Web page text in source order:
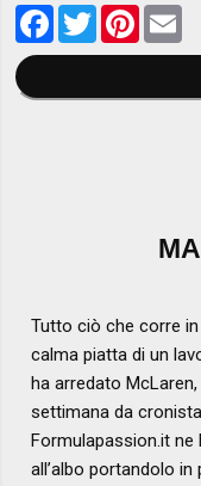
Facebook
Twitter
Tutto ciò che corre
calma piatta di un
ha arredato
settimana da
Formulapassion.it
all’albo portandolo